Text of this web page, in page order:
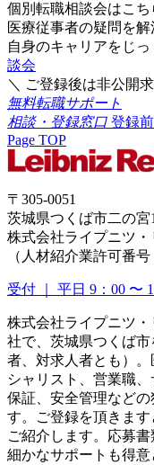
個別転職相談会はこち
医療従事者の疑問を解
自身のキャリアをじ
談会
＼ ご登録後は非公開
無料転職サポート
相談・登録窓口 登録
Page TOP
〒305-0051
茨城県つくば市二の宮
株式会社ライプニツ・
（人材紹介業許可番号
受付 ｜ 平日 9：00 〜
株式会社ライプニツ
社で、茨城県つくば
者、対求人者とも）
シャリスト、営業職
保証、安全管理など
す。ご登録を頂きま
ご紹介します。応募
細かなサポートも得